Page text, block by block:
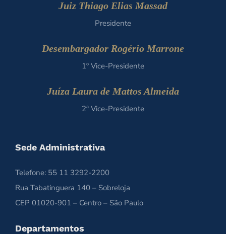
Juiz Thiago Elias Massad
Presidente
Desembargador Rogério Marrone
1º Vice-Presidente
Juíza Laura de Mattos Almeida
2ª Vice-Presidente
Sede Administrativa
Telefone: 55 11 3292-2200
Rua Tabatinguera 140 – Sobreloja
CEP 01020-901 – Centro – São Paulo
Departamentos